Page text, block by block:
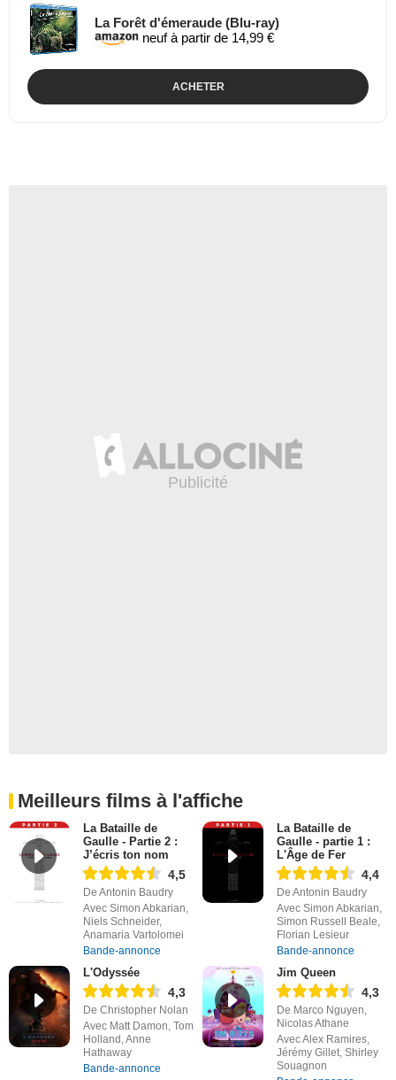
La Forêt d'émeraude (Blu-ray)
neuf à partir de 14,99 €
ACHETER
Meilleurs films à l'affiche
La Bataille de
Gaulle - Partie 2 :
J’écris ton nom
4,5
De Antonin Baudry
Avec Simon Abkarian,
Niels Schneider,
Anamaria Vartolomei
Bande-annonce
La Bataille de
Gaulle - partie 1 :
L'Âge de Fer
4,4
De Antonin Baudry
Avec Simon Abkarian,
Simon Russell Beale,
Florian Lesieur
Bande-annonce
L'Odyssée
4,3
De Christopher Nolan
Avec Matt Damon, Tom
Holland, Anne
Hathaway
Bande-annonce
Jim Queen
4,3
De Marco Nguyen,
Nicolas Athane
Avec Alex Ramires,
Jérémy Gillet, Shirley
Souagnon